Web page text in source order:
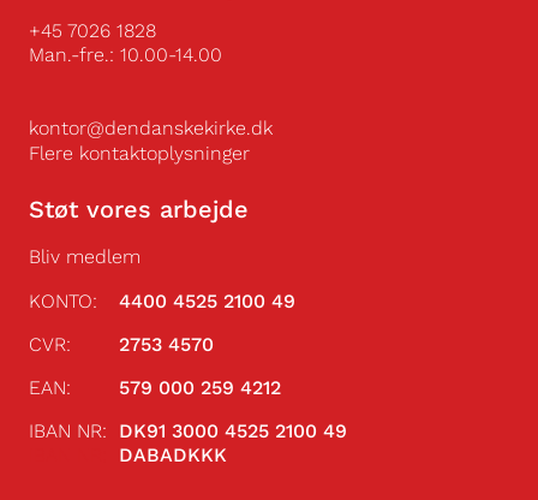
+45 7026 1828
Man.-fre.: 10.00-14.00
kontor@dendanskekirke.dk
Flere kontaktoplysninger
Støt vores arbejde
Bliv medlem
KONTO:
4400 4525 2100 49
CVR: 2753 4570
EAN: 579 000 259 4212
IBAN NR: DK91 3000 4525 2100 49
DABADKKK